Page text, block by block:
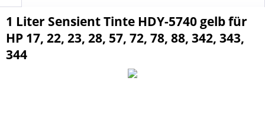
1 Liter Sensient Tinte HDY-5740 gelb für
HP 17, 22, 23, 28, 57, 72, 78, 88, 342, 343,
344